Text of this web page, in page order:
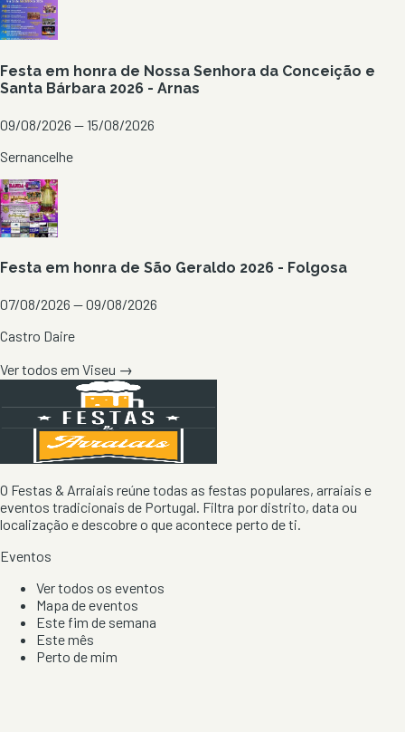
Festa em honra de Nossa Senhora da Conceição e
Santa Bárbara 2026 - Arnas
09/08/2026 — 15/08/2026
Sernancelhe
Festa em honra de São Geraldo 2026 - Folgosa
07/08/2026 — 09/08/2026
Castro Daire
Ver todos em Viseu →
O Festas & Arraiais reúne todas as festas populares, arraiais e
eventos tradicionais de Portugal. Filtra por distrito, data ou
localização e descobre o que acontece perto de ti.
Eventos
Ver todos os eventos
Mapa de eventos
Este fim de semana
Este mês
Perto de mim